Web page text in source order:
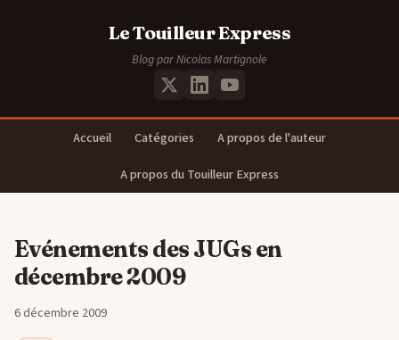
Le Touilleur Express
Blog par Nicolas Martignole
Accueil Catégories
A propos de l'auteur
A propos du Touilleur Express
Evénements des JUGs en
décembre 2009
6 décembre 2009